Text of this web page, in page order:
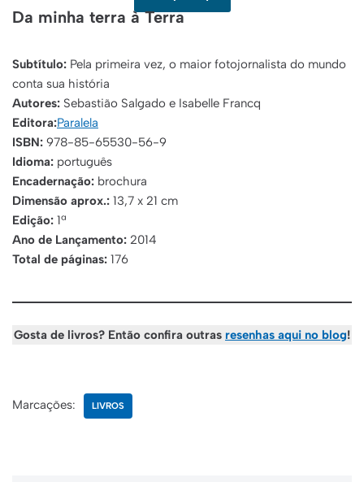
Da minha terra à Terra
Subtítulo: Pela primeira vez, o maior fotojornalista do mundo
conta sua história
Autores: Sebastião Salgado e Isabelle Francq
Editora:Paralela
ISBN: 978-85-65530-56-9
Idioma: português
Encadernação: brochura
Dimensão aprox.: 13,7 x 21 cm
Edição: 1ª
Ano de Lançamento: 2014
Total de páginas: 176
Gosta de livros? Então confira outras resenhas aqui no blog!
Marcações: LIVROS